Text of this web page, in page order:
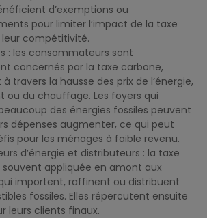
d’exemptions ou
pour limiter l’impact de la taxe
compétitivité.
: les consommateurs sont
concernés par la taxe carbone,
travers la hausse des prix de l’énergie,
ou du chauffage. Les foyers qui
des énergies fossiles peuvent
dépenses augmenter, ce qui peut
pour les ménages à faible revenu.
d’énergie et distributeurs : la taxe
appliquée en amont aux
importent, raffinent ou distribuent
fossiles. Elles répercutent ensuite
leurs clients finaux.